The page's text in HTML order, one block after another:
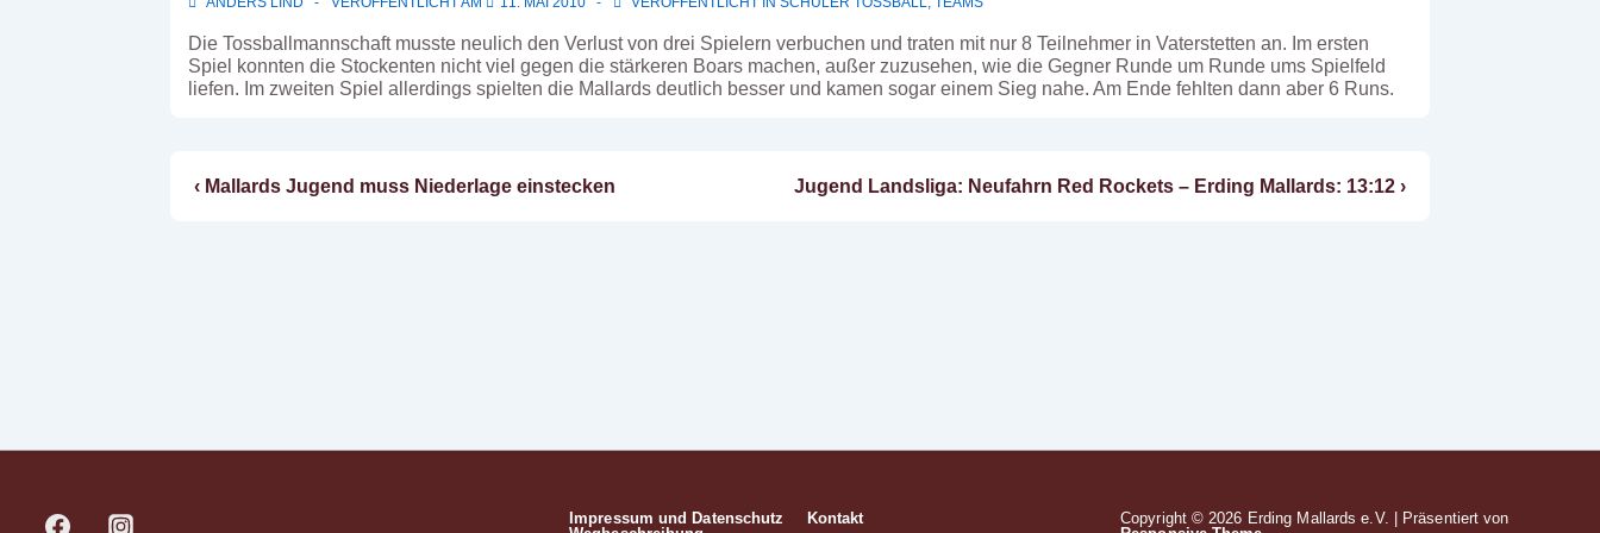
Die Tossballmannschaft musste neulich den Verlust von drei Spielern verbuchen und traten mit nur 8 Teilnehmer in Vaterstetten an. Im ersten
Spiel konnten die Stockenten nicht viel gegen die stärkeren Boars machen, außer zuzusehen, wie die Gegner Runde um Runde ums Spielfeld
liefen. Im zweiten Spiel allerdings spielten die Mallards deutlich besser und kamen sogar einem Sieg nahe. Am Ende fehlten dann aber 6 Runs.
Beitragsnavigation
Vorheriger
‹ Mallards Jugend muss Niederlage einstecken
Nächster
Jugend Landsliga: Neufahrn Red Rockets – Erding Mallards: 13:12 ›
Impressum und Datenschutz
Kontakt
Copyright © 2026 Erding Mallards e.V.
| Präsentiert von